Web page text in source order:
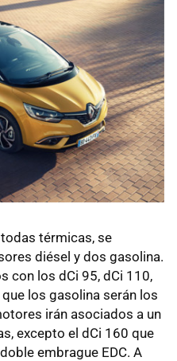
térmicas, se
diésel y dos gasolina.
con los dCi 95, dCi 110,
los gasolina serán los
irán asociados a un
excepto el dCi 160 que
embrague EDC. A